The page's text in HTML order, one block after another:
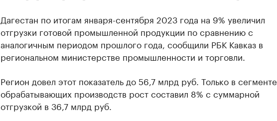
Дагестан по итогам января-сентября 2023 года на 9% увеличил
отгрузки готовой промышленной продукции по сравнению с
аналогичным периодом прошлого года, сообщили РБК Кавказ в
региональном министерстве промышленности и торговли.
Регион довел этот показатель до 56,7 млрд руб. Только в сегменте
обрабатывающих производств рост составил 8% с суммарной
отгрузкой в 36,7 млрд руб.